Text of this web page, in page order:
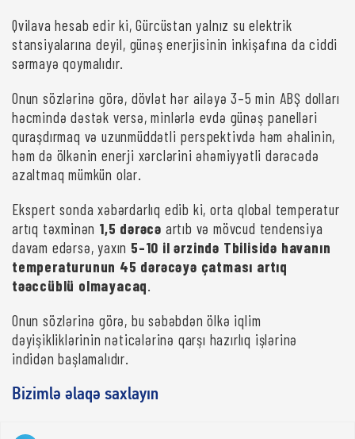
Qvilava hesab edir ki, Gürcüstan yalnız su elektrik
stansiyalarına deyil, günəş enerjisinin inkişafına da ciddi
sərmayə qoymalıdır.
Onun sözlərinə görə, dövlət hər ailəyə 3–5 min ABŞ dolları
həcmində dəstək versə, minlərlə evdə günəş panelləri
quraşdırmaq və uzunmüddətli perspektivdə həm əhalinin,
həm də ölkənin enerji xərclərini əhəmiyyətli dərəcədə
azaltmaq mümkün olar.
Ekspert sonda xəbərdarlıq edib ki, orta qlobal temperatur
artıq təxminən 1,5 dərəcə artıb və mövcud tendensiya
davam edərsə, yaxın 5–10 il ərzində Tbilisidə havanın
temperaturunun 45 dərəcəyə çatması artıq
təəccüblü olmayacaq.
Onun sözlərinə görə, bu səbəbdən ölkə iqlim
dəyişikliklərinin nəticələrinə qarşı hazırlıq işlərinə
indidən başlamalıdır.
Bizimlə əlaqə saxlayın